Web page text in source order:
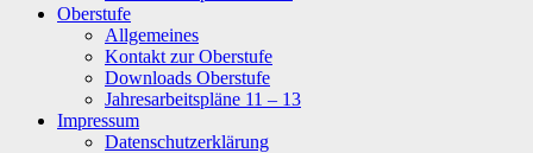
Oberstufe
Allgemeines
Kontakt zur Oberstufe
Downloads Oberstufe
Jahresarbeitspläne 11 – 13
Impressum
Datenschutzerklärung